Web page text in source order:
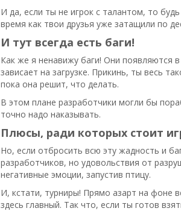
И да, если ты не игрок с талантом, то
время как твои друзья уже затащили по
И тут всегда есть баги!
Как же я ненавижу баги! Они появляются
зависает на загрузке. Прикинь, ты весь
пока она решит, что делать.
В этом плане разработчики могли бы
точно надо наказывать.
Плюсы, ради которых стоит
Но, если отбросить всю эту жадность и
разработчиков, но удовольствия от
негативные эмоции, запустив птицу.
И, кстати, турниры! Прямо азарт на фоне
здесь главный. Так что, если ты готов